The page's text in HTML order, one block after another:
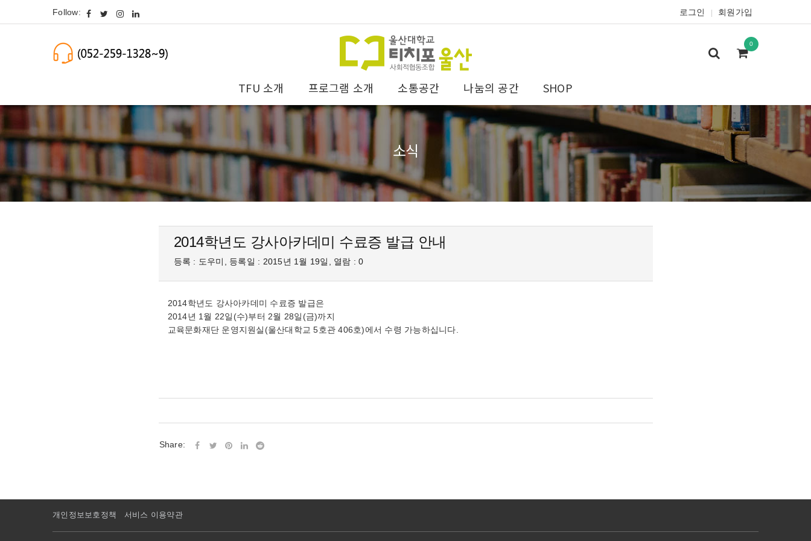
Follow: 로그인 회원가입
0
TFU 소개 프로그램 소개 소통공간 나눔의 공간 SHOP
소식
2014학년도 강사아카데미 수료증 발급 안내
등록 : 도우미, 등록일 : 2015년 1월 19일, 열람 : 0
2014학년도 강사아카데미 수료증 발급은
2014년 1월 22일(수)부터 2월 28일(금)까지
교육문화재단 운영지원실(울산대학교 5호관 406호)에서 수령 가능하십니다.
Share:
개인정보보호정책 서비스 이용약관